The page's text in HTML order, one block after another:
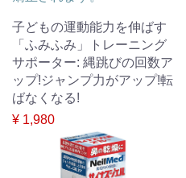
子どもの運動能力を伸ばす
「ふみふみ」トレーニング
サポーター: 縄跳びの回数ア
ップ!ジャンプ力がアップ!転
ばなくなる!
¥ 1,980